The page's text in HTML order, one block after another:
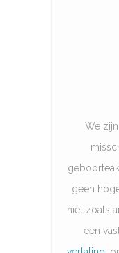
We
geen
niet zoals
een